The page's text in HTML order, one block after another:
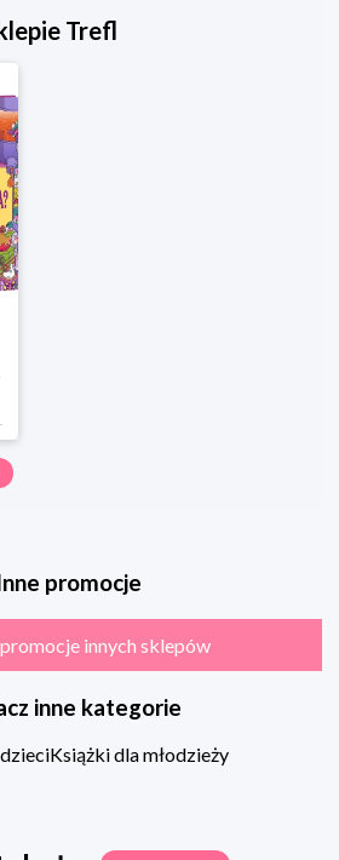
Trefl
promocje
innych sklepów
inne kategorie
Książki dla młodzieży